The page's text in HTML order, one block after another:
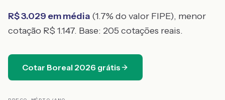
R$3.029 em média (1.7% do valor FIPE), menor
cotação R$ 1.147. Base: 205 cotações reais.
Cotar Boreal 2026 grátis